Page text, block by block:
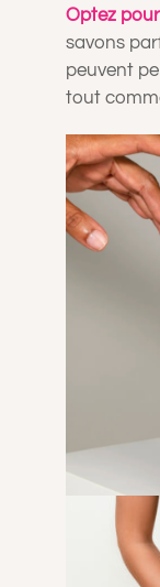
Optez
savons
peuvent
tout